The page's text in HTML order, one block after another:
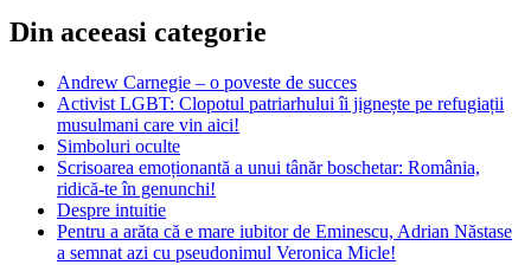
Din aceeasi categorie
Andrew Carnegie – o poveste de succes
Activist LGBT: Clopotul patriarhului îi jignește pe refugiații
musulmani care vin aici!
Simboluri oculte
Scrisoarea emoționantă a unui tânăr boschetar: România,
ridică-te în genunchi!
Despre intuitie
Pentru a arăta că e mare iubitor de Eminescu, Adrian Năstase
a semnat azi cu pseudonimul Veronica Micle!